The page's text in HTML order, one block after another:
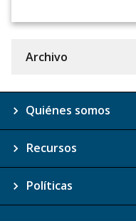
Archivo
Quiénes somos
Recursos
Políticas